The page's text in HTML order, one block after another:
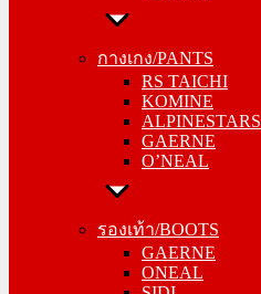
กางเกง/PANTS
RS TAICHI
KOMINE
ALPINESTARS
GAERNE
O’NEAL
รองเท้า/BOOTS
GAERNE
ONEAL
กางเกง/PANTS
KOMINE
ALPINESTARS
GAERNE
O’NEAL
รองเท้า/BOOTS
ONEAL
SIDI
FORMA